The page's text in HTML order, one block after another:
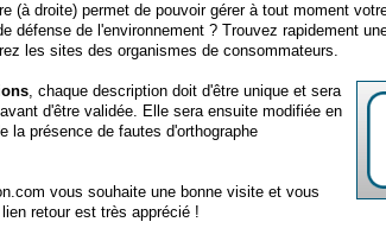
(à droite) permet de pouvoir gérer à tout moment
défense de l'environnement ? Trouvez rapidement
les sites des organismes de consommateurs.
, chaque description doit d'être unique et sera
d'être validée. Elle sera ensuite modifiée en
la présence de fautes d'orthographe
vous souhaite une bonne visite et vous
retour est très apprécié !